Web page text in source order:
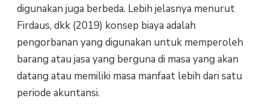
digunakan juga berbeda. Lebih jelasnya menurut
Firdaus, dkk (2019) konsep biaya adalah
pengorbanan yang digunakan untuk memperoleh
barang atau jasa yang berguna di masa yang akan
datang atau memiliki masa manfaat lebih dari satu
periode akuntansi.